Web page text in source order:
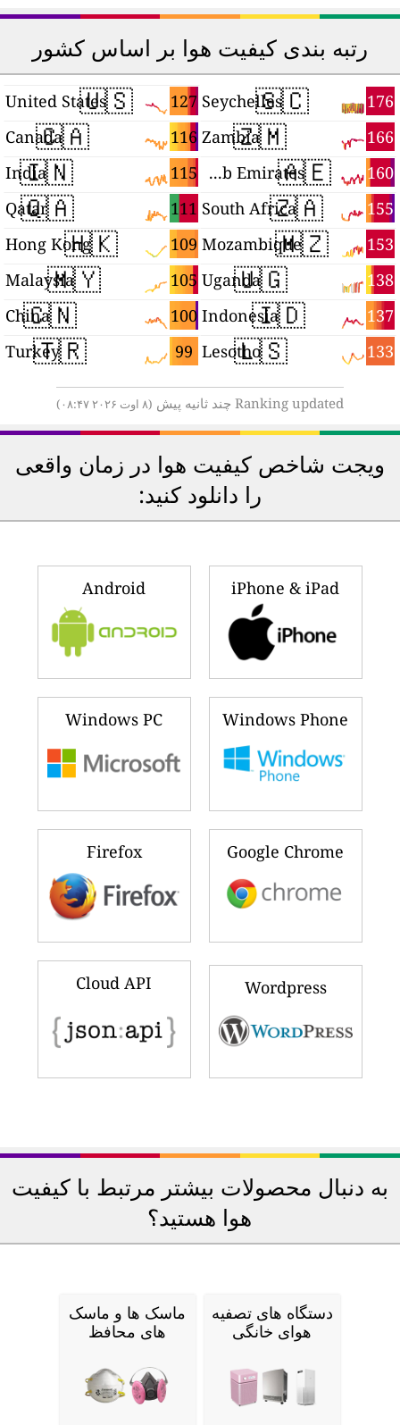
رتبه بندی کیفیت هوا بر اساس کشور
🇸🇨 176
Seychelles
🇿🇲 166
Zambia
🇦🇪 160
United Arab Emirates
🇿🇦 155
South Africa
🇲🇿 153
Mozambique
🇺🇬 138
Uganda
🇮🇩 137
Indonesia
🇱🇸 133
Lesotho
🇺🇸 127
United States
🇨🇦 116
Canada
🇮🇳 115
India
🇶🇦 111
Qatar
🇭🇰 109
Hong Kong
🇲🇾 105
Malaysia
🇨🇳 100
China
🇹🇷 99
Turkey
Ranking updated چند ثانیه پیش
ویجت شاخص کیفیت هوا در زمان واقعی
را دانلود کنید:
iPhone & iPad
Android
Windows Phone
Windows PC
Google Chrome
Firefox
Wordpress
Cloud API
به دنبال محصولات بیشتر مرتبط با کیفیت
هوا هستید؟
دستگاه های تصفیه
هوای خانگی
ماسک ها و ماسک
های محافظ